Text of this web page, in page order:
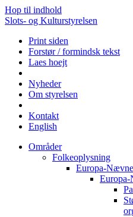
Hop til indhold
Slots- og Kulturstyrelsen
Print siden
Forstør / formindsk tekst
Laes hoejt
Nyheder
Om styrelsen
Kontakt
English
Områder
Folkeoplysning
Europa-